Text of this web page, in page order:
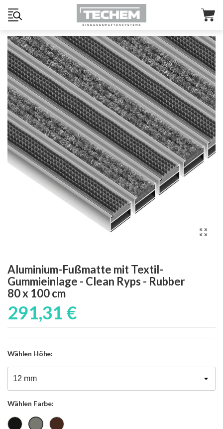
Aluminium-Fußmatte mit Textil-
Gummieinlage - Clean Ryps - Rubber
80 x 100 cm
291,31 €
Wählen Höhe:
Wählen Farbe:
SchwarzGrau Braun